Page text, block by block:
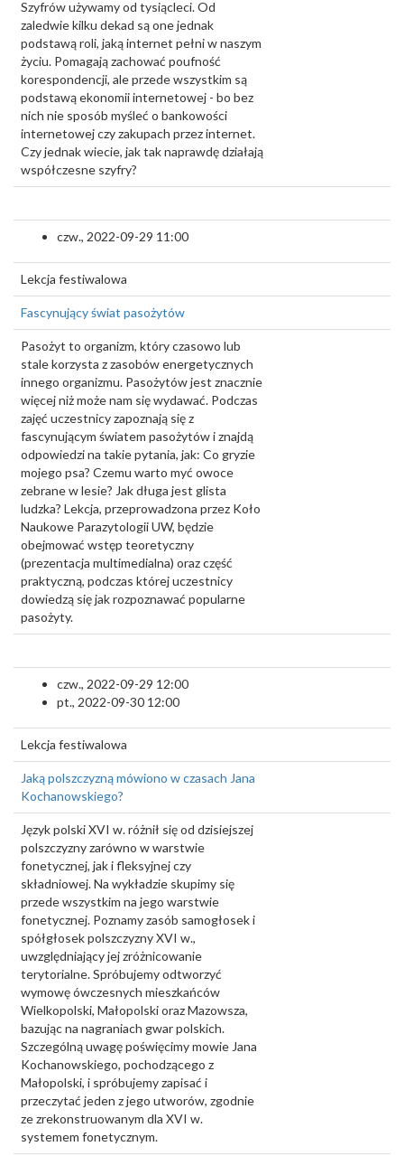
Szyfrów używamy od tysiącleci. Od
zaledwie kilku dekad są one jednak
podstawą roli, jaką internet pełni w naszym
życiu. Pomagają zachować poufność
korespondencji, ale przede wszystkim są
podstawą ekonomii internetowej - bo bez
nich nie sposób myśleć o bankowości
internetowej czy zakupach przez internet.
Czy jednak wiecie, jak tak naprawdę działają
współczesne szyfry?
czw., 2022-09-29 11:00
Lekcja festiwalowa
Fascynujący świat pasożytów
Pasożyt to organizm, który czasowo lub
stale korzysta z zasobów energetycznych
innego organizmu. Pasożytów jest znacznie
więcej niż może nam się wydawać. Podczas
zajęć uczestnicy zapoznają się z
fascynującym światem pasożytów i znajdą
odpowiedzi na takie pytania, jak: Co gryzie
mojego psa? Czemu warto myć owoce
zebrane w lesie? Jak długa jest glista
ludzka? Lekcja, przeprowadzona przez Koło
Naukowe Parazytologii UW, będzie
obejmować wstęp teoretyczny
(prezentacja multimedialna) oraz część
praktyczną, podczas której uczestnicy
dowiedzą się jak rozpoznawać popularne
pasożyty.
czw., 2022-09-29 12:00
pt., 2022-09-30 12:00
Lekcja festiwalowa
Jaką polszczyzną mówiono w czasach Jana
Kochanowskiego?
Język polski XVI w. różnił się od dzisiejszej
polszczyzny zarówno w warstwie
fonetycznej, jak i fleksyjnej czy
składniowej. Na wykładzie skupimy się
przede wszystkim na jego warstwie
fonetycznej. Poznamy zasób samogłosek i
spółgłosek polszczyzny XVI w.,
uwzględniający jej zróżnicowanie
terytorialne. Spróbujemy odtworzyć
wymowę ówczesnych mieszkańców
Wielkopolski, Małopolski oraz Mazowsza,
bazując na nagraniach gwar polskich.
Szczególną uwagę poświęcimy mowie Jana
Kochanowskiego, pochodzącego z
Małopolski, i spróbujemy zapisać i
przeczytać jeden z jego utworów, zgodnie
ze zrekonstruowanym dla XVI w.
systemem fonetycznym.